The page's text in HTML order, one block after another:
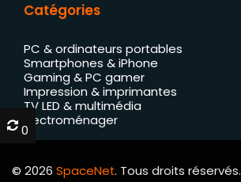
Catégories
PC & ordinateurs portables
Smartphones & iPhone
Gaming & PC gamer
Impression & imprimantes
TV LED & multimédia
Électroménager
© 2026 SpaceNet. Tous droits réservés.
0
0